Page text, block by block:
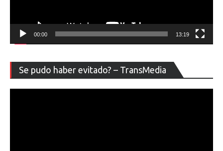
00:00 13:19
Se pudo haber evitado? – TransMedia
de